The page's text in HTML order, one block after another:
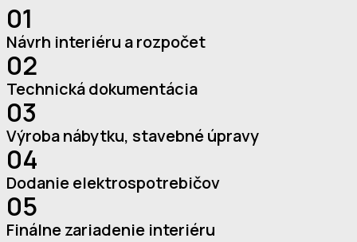
01
Návrh interiéru a rozpočet
02
Technická dokumentácia
03
Výroba nábytku, stavebné úpravy
04
Dodanie elektrospotrebičov
05
Finálne zariadenie interiéru